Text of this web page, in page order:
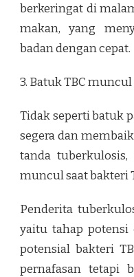
berkeringat di
makan, yang
badan dengan cepat.
3. Batuk TBC
Tidak seperti batuk
segera dan
tanda
muncul saat bakteri
Penderita
yaitu tahap potensi
potensial bakteri
pernafasan tetapi